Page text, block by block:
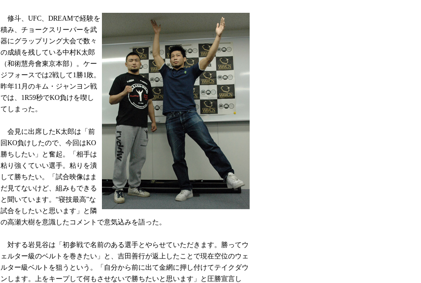
修斗、UFC、DREAMで経験を
積み、チョークスリーパーを武
器にグラップリング大会で数々
の成績を残している中村K太郎
（和術慧舟會東京本部）。ケー
ジフォースでは2戦して1勝1敗。
昨年11月のキム・ジャンヨン戦
では、1R59秒でKO負けを喫し
てしまった。
会見に出席したK太郎は「前
回KO負けしたので、今回はKO
勝ちしたい」と奮起。「相手は
粘り強くていい選手。粘りを潰
して勝ちたい。「試合映像はま
だ見てないけど、組みもできる
と聞いています。“寝技最高”な
試合をしたいと思います」と隣
の高瀬大樹を意識したコメントで意気込みを語った。
対する岩見谷は「初参戦で名前のある選手とやらせていただきます。勝ってウ
ェルター級のベルトを巻きたい」と、吉田善行が返上したことで現在空位のウェ
ルター級ベルトを狙うという。「自分から前に出て金網に押し付けてテイクダウ
ンします。上をキープして何もさせないで勝ちたいと思います」と圧勝宣言し